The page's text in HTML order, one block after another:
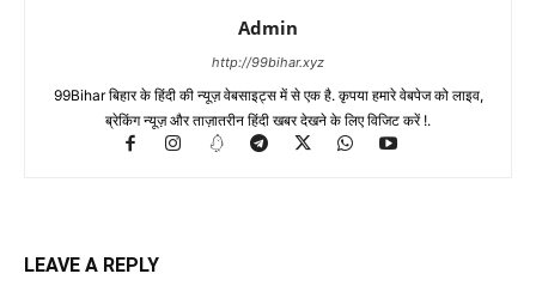
Admin
http://99bihar.xyz
99Bihar बिहार के हिंदी की न्यूज़ वेबसाइट्स में से एक है. कृपया हमारे वेबपेज को लाइव,
ब्रेकिंग न्यूज़ और ताज़ातरीन हिंदी खबर देखने के लिए विजिट करें !.
LEAVE A REPLY